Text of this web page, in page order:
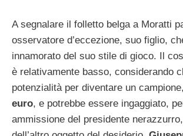
A segnalare il folletto belga a Moratti
osservatore d’eccezione, suo figlio,
innamorato del suo stile di gioco. Il
è relativamente basso, considerando
potenzialità per diventare un campione,
euro, e potrebbe essere ingaggiato,
ammissione del presidente